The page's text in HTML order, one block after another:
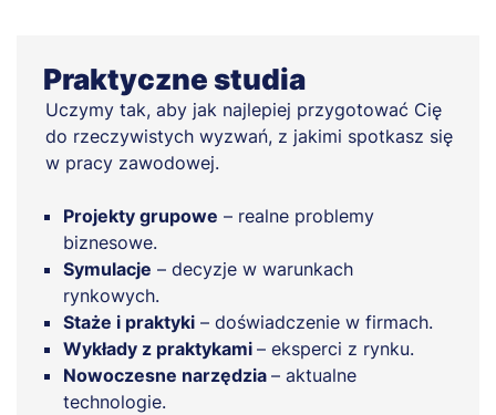
Praktyczne studia
Uczymy tak, aby jak najlepiej przygotować Cię
do rzeczywistych wyzwań, z jakimi spotkasz się
w pracy zawodowej.
Projekty grupowe – realne problemy
biznesowe.
Symulacje – decyzje w warunkach
rynkowych.
Staże i praktyki – doświadczenie w firmach.
Wykłady z praktykami – eksperci z rynku.
Nowoczesne narzędzia – aktualne
technologie.